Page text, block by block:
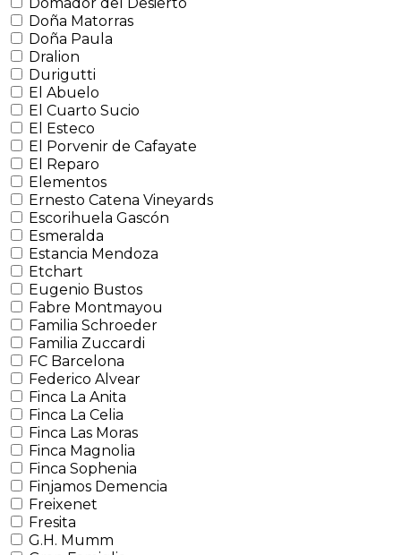
Doña Matorras
Doña Paula
Dralion
Durigutti
El Abuelo
El Cuarto Sucio
El Esteco
El Porvenir de Cafayate
El Reparo
Elementos
Ernesto Catena Vineyards
Escorihuela Gascón
Esmeralda
Estancia Mendoza
Etchart
Eugenio Bustos
Fabre Montmayou
Familia Schroeder
Familia Zuccardi
FC Barcelona
Federico Alvear
Finca La Anita
Finca La Celia
Finca Las Moras
Finca Magnolia
Finca Sophenia
Finjamos Demencia
Freixenet
Fresita
G.H. Mumm